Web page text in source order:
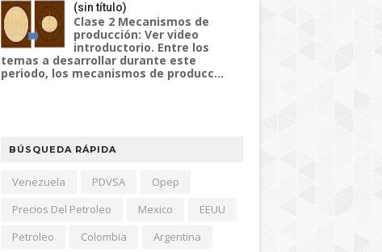
(sin título)
Clase 2 Mecanismos de
producción: Ver video
introductorio. Entre los
temas a desarrollar durante este
periodo, los mecanismos de producc...
BÚSQUEDA RÁPIDA
Venezuela PDVSA
Opep
Precios Del Petroleo
Mexico
EEUU
Petroleo
Colombia
Argentina